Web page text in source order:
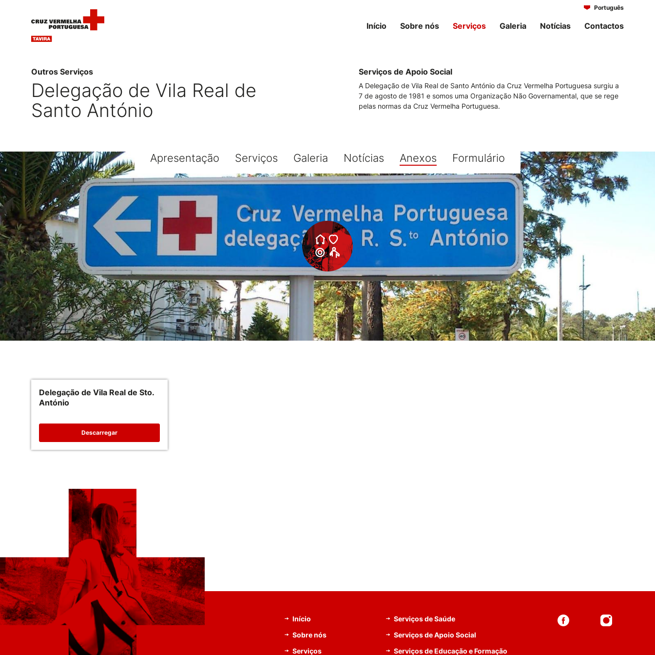
Início Sobre nós Serviços Galeria Notícias Contactos
Português
Italiano
Outros Serviços
Delegação de Vila Real de
Santo António
Serviços de Apoio Social
A Delegação de Vila Real de Santo António da Cruz Vermelha Portuguesa surgiu a
7 de agosto de 1981 e somos uma Organização Não Governamental, que se rege
pelas normas da Cruz Vermelha Portuguesa.
Apresentação Serviços Galeria Notícias Anexos Formulário
Delegação de Vila Real de Sto.
António
Descarregar
Início
Sobre nós
Serviços
Serviços de Saúde
Serviços de Apoio Social
Serviços de Educação e Formação